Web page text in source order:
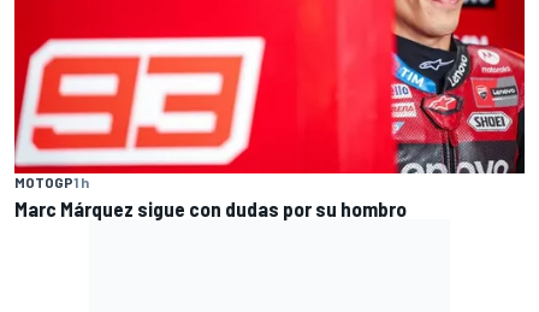
MOTOGP1 h
Marc Márquez sigue con dudas por su hombro